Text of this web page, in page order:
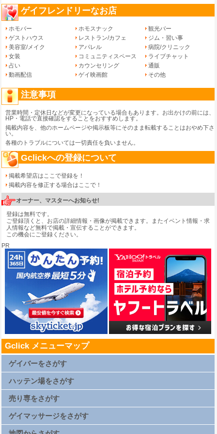
ゲイフレンドリーなお店
ホモバー ホモスナック
観光バー
ゲストハウス
レストラン/カフェ
ジム・習い事
美容室/メイク
アパレル
病院/クリニック
女装
コミュニティスペース
ライブチャット
占い
カウンセリング
通販
動画配信
ゲイ映画館 その他
注意事項
営業時間・定休日などが変更になっている場合もあります。お出かけの前には、
HP・電話で直接確認をすることをおすすめします。
掲載内容を、他のホームページや掲示板等にそのまま転載することはおやめ下さ
い。
各種のトラブルについては一切責任を負いません。
Gclickへの登録について
掲載希望店はここで登録を！
掲載内容を修正する場合はここで！
オーナー、マスターへお知らせ!
登録は無料です。
ご登録頂くと、お店の詳細情報・画像が掲載できます。またイベント情報・求
人情報など無料で掲載・宣伝することができます。
この機会にご登録ください。
PR
Gclick メニューマップ
ゲイバーをさがす
札幌ゲイバー一覧
上野ゲイバー一覧
新橋ゲイバー一覧
新宿2丁目ゲイバー一覧
名古屋ゲイバー一覧
大阪キタゲイバー一覧
大阪新世界ゲイバー一覧
ハッテン場をさがす
札幌ハッテン場一覧
上野ハッテン場一覧
新橋ハッテン場一覧
新宿2丁目ハッテン場一覧
名古屋ハッテン場一覧
売り専をさがす
札幌売り専一覧
上野売り専一覧
新橋売り専一覧
ゲイマッサージをさがす
札幌ゲイマッサージ一覧